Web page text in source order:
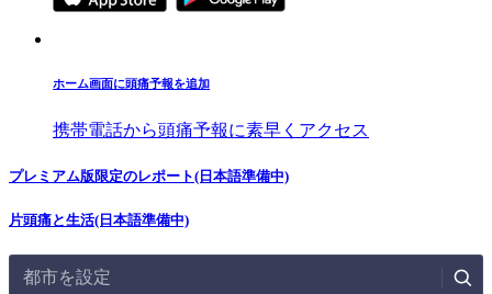
ホーム画面に頭痛予報を追加
携帯電話から頭痛予報に素早くアクセス
プレミアム版限定のレポート(日本語準備中)
片頭痛と生活(日本語準備中)
都市を設定